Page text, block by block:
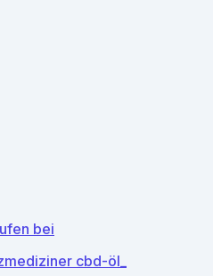
bei
cbd-öl_